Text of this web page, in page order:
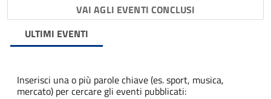
VAI AGLI EVENTI CONCLUSI
ULTIMI EVENTI
Inserisci una o più parole chiave (es. sport, musica,
mercato) per cercare gli eventi pubblicati: